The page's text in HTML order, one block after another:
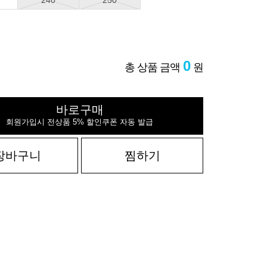
총 상품 금액 0 원
바로구매
회원가입시 전상품 5% 할인쿠폰 자동 발급
바구니 찜하기